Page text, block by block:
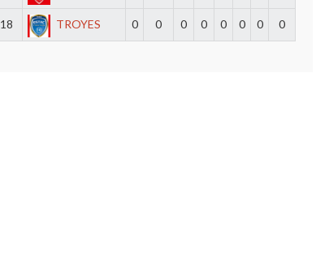
18 TROYES 0 0 0 0 0 0 0 0